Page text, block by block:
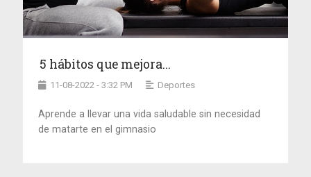
5 hábitos que mejora...
11-08-2022 - 3:32 PM Deportes
Aprende a llevar una vida saludable sin necesidad
de matarte en el gimnasio